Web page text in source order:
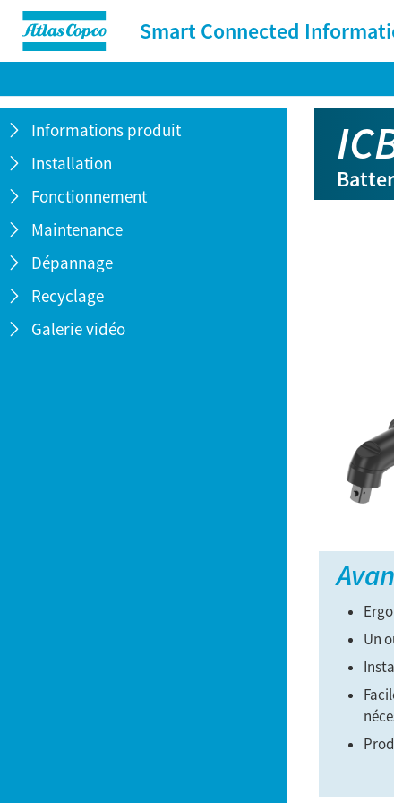
 Informations produit
 Installation
 Fonctionnement
 Maintenance
 Dépannage
 Recyclage
 Galerie vidéo
Un
Smart Connected